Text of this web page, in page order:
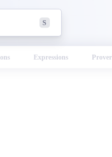
S
Expressions